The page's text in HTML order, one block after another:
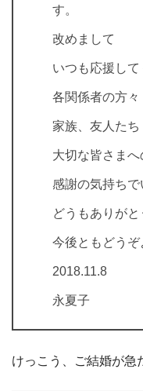
す。
改めまして
いつも応援し
各関係者の方々
家族、友人たち
大切な皆さまへ
感謝の気持ちで
どうもありがと
今後ともどうぞ
2018.11.8
永夏子
けっこう、ご結婚が急